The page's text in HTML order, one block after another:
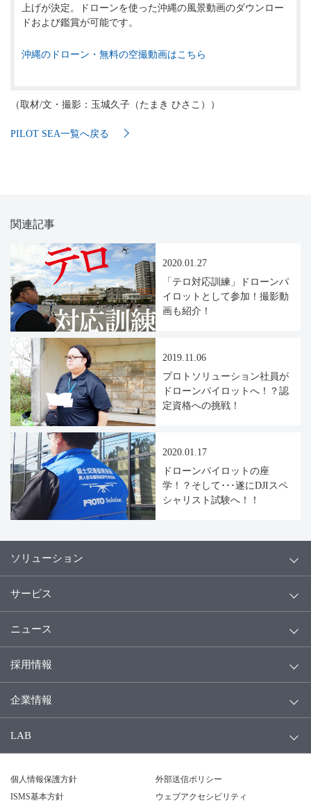
上げが決定。ドローンを使った沖縄の風景動画のダウンロー
ドおよび鑑賞が可能です。
沖縄のドローン・無料の空撮動画はこちら
（取材/文・撮影：玉城久子（たまき ひさこ））
PILOT SEA一覧へ戻る
関連記事
2020.01.27
「テロ対応訓練」ドローンパ
イロットとして参加！撮影動
画も紹介！
2019.11.06
プロトソリューション社員が
ドローンパイロットへ！？認
定資格への挑戦！
2020.01.17
ドローンパイロットの座
学！？そして･･･遂にDJIスペ
シャリスト試験へ！！
ソリューション
サービス
ニュース
採用情報
企業情報
LAB
個人情報保護方針
外部送信ポリシー
ISMS基本方針
ウェブアクセシビリティ